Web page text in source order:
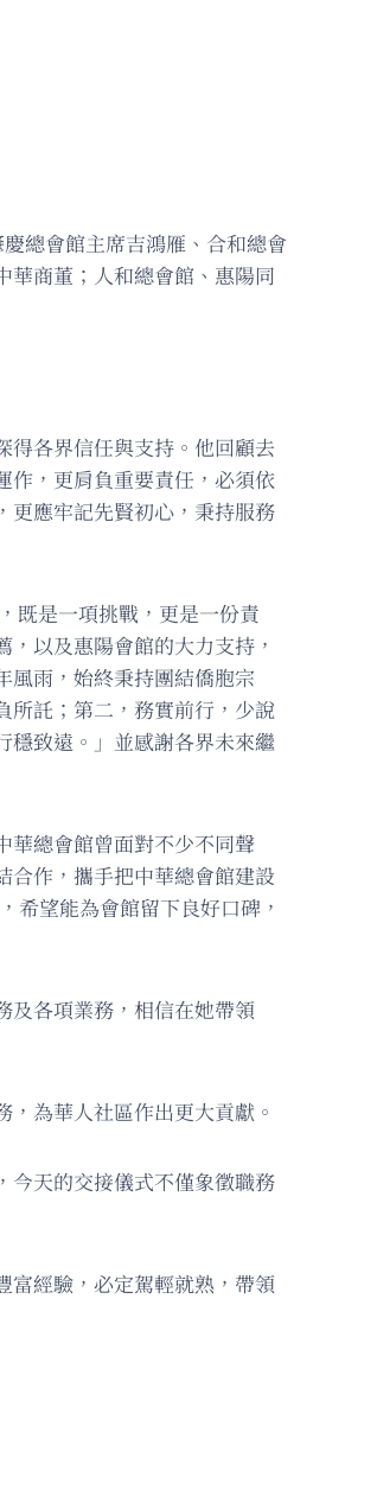
總會館主席吉鴻雁、合和總會
華商董；人和總會館、惠陽同
得各界信任與支持。他回顧去
作，更肩負重要責任，必須依
更應牢記先賢初心，秉持服務
既是一項挑戰，更是一份責
以及惠陽會館的大力支持，
風雨，始終秉持團結僑胞宗
所託；第二，務實前行，少說
穩致遠。」並感謝各界未來繼
華總會館曾面對不少不同聲
合作，攜手把中華總會館建設
希望能為會館留下良好口碑，
及各項業務，相信在她帶領
為華人社區作出更大貢獻。
今天的交接儀式不僅象徵職務
富經驗，必定駕輕就熟，帶領